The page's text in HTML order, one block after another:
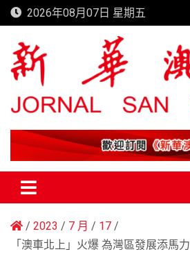
Skip
to
content
2026年08月07日 星期五
新華澳報
2023 7 月
17
「澳車北上」火爆 為灣區發展添馬力